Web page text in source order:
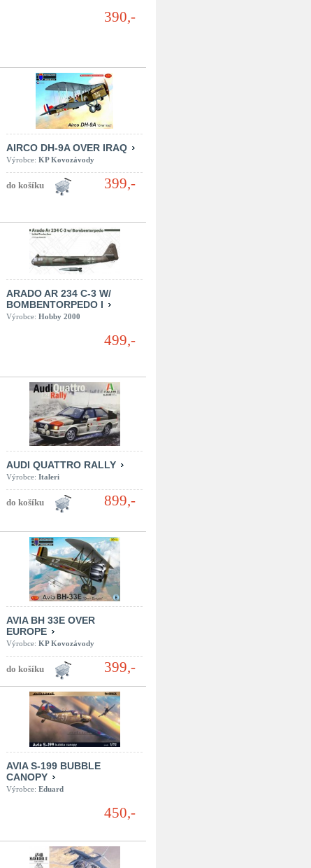
390,-
AIRCO DH-9A OVER IRAQ
Výrobce: KP Kovozávody
399,-
ARADO AR 234 C-3 W/
BOMBENTORPEDO I
Výrobce: Hobby 2000
499,-
AUDI QUATTRO RALLY
Výrobce: Italeri
899,-
AVIA BH 33E OVER
EUROPE
Výrobce: KP Kovozávody
399,-
AVIA S-199 BUBBLE
CANOPY
Výrobce: Eduard
450,-